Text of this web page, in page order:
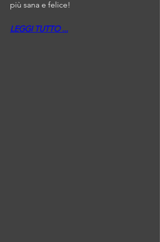
più sana e felice!
LEGGI TUTTO ...